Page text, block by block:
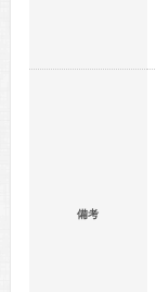
備考